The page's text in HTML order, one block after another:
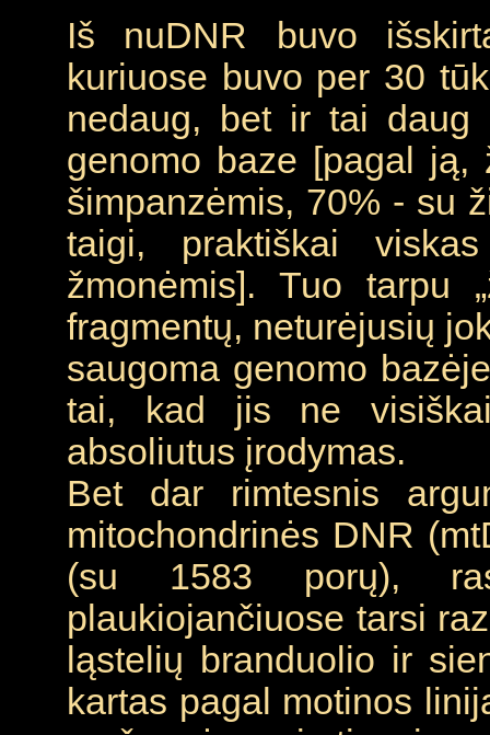
Iš nuDNR buvo
kuriuose buvo per 30
nedaug, bet ir tai daug
genomo baze [pagal ją,
šimpanzėmis, 70% - su
taigi, praktiškai
žmonėmis]. Tuo tarpu
fragmentų, neturėjusių
saugoma genomo
tai, kad jis ne
absoliutus įrodymas.
Bet dar rimtesnis
mitochondrinės DNR
(su 1583 porų),
plaukiojančiuose tarsi
ląstelių branduolio ir
kartas pagal motinos